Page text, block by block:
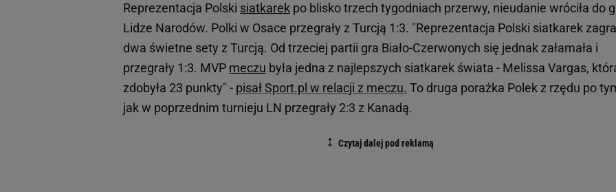
Reprezentacja Polski siatkarek po blisko trzech tygodniach przerwy, nieudanie wróciła do
Lidze Narodów. Polki w Osace przegrały z Turcją 1:3. "Reprezentacja Polski siatkarek
dwa świetne sety z Turcją. Od trzeciej partii gra Biało-Czerwonych się jednak załamała i
przegrały 1:3. MVP meczu była jedna z najlepszych siatkarek świata - Melissa Vargas,
zdobyła 23 punkty" - pisał Sport.pl w relacji z meczu. To druga porażka Polek z rzędu po
jak w poprzednim turnieju LN przegrały 2:3 z Kanadą.